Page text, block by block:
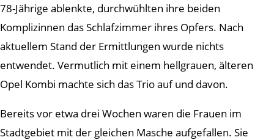
78-Jährige ablenkte, durchwühlten ihre beiden
Komplizinnen das Schlafzimmer ihres Opfers. Nach
aktuellem Stand der Ermittlungen wurde nichts
entwendet. Vermutlich mit einem hellgrauen, älteren
Opel Kombi machte sich das Trio auf und davon.
Bereits vor etwa drei Wochen waren die Frauen im
Stadtgebiet mit der gleichen Masche aufgefallen. Sie